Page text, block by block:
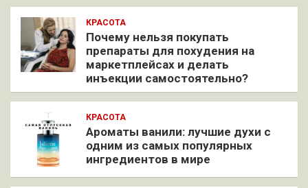
КРАСОТА
Почему нельзя покупать
препараты для похудения на
маркетплейсах и делать
инъекции самостоятельно?
КРАСОТА
Ароматы ванили: лучшие духи с
одним из самых популярных
ингредиентов в мире